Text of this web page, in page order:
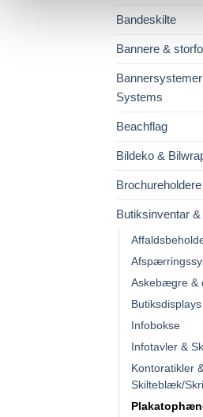
Bandeskilte
Bannere &
Systems
Beachflag
Bildeko &
Butiksinventar
Askebægre &
Infobokse
Infotavler &
Kontoratikler
Skilteblæk/